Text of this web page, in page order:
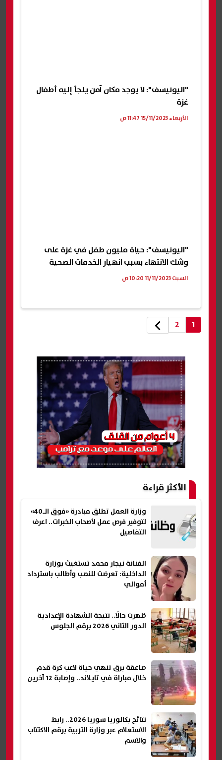
"اليونيسف": لا يوجد مكان آمن يلجأ إليه أطفال
غزة
الأربعاء 15/11/2023 11:47 ص
"اليونيسف": حياة مليون طفل في غزة على
وشك الانتهاء بسبب انهيار الخدمات الصحية
السبت 11/11/2023 10:20 ص
1
2
الأكثر قراءة
وزارة العمل تطلق مبادرة «فوق الـ40»
لتوفير فرص عمل لأصحاب الخبرات.. اعرف
التفاصيل
الفنانة نيجار محمد تستغيث بوزارة
الداخلية: تعرضت للنصب وأطالب باسترداد
أموالي
ظهرت حالًا.. نتيجة الشهادة الإعدادية
الدور الثاني 2026 برقم الجلوس
صاعقة برق تنهي حياة لاعب كرة قدم
خلال مباراة في تايلاند.. وإصابة 12 آخرين
نتائج بكالوريا سوريا 2026.. رابط
الاستعلام عبر وزارة التربية برقم الاكتتاب
والاسم